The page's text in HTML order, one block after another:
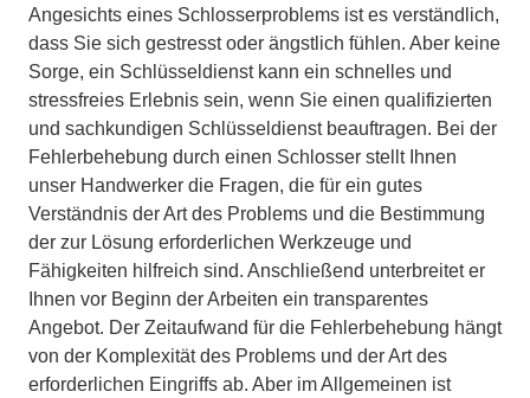
Angesichts eines Schlosserproblems ist es verständlich,
dass Sie sich gestresst oder ängstlich fühlen. Aber keine
Sorge, ein Schlüsseldienst kann ein schnelles und
stressfreies Erlebnis sein, wenn Sie einen qualifizierten
und sachkundigen Schlüsseldienst beauftragen. Bei der
Fehlerbehebung durch einen Schlosser stellt Ihnen
unser Handwerker die Fragen, die für ein gutes
Verständnis der Art des Problems und die Bestimmung
der zur Lösung erforderlichen Werkzeuge und
Fähigkeiten hilfreich sind. Anschließend unterbreitet er
Ihnen vor Beginn der Arbeiten ein transparentes
Angebot. Der Zeitaufwand für die Fehlerbehebung hängt
von der Komplexität des Problems und der Art des
erforderlichen Eingriffs ab. Aber im Allgemeinen ist